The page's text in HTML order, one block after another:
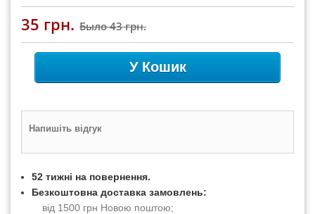
35 грн. Было43 грн.
У Кошик
Напишіть відгук
52 тижні на повернення.
Безкоштовна доставка замовлень:
від 1500 грн Новою поштою;